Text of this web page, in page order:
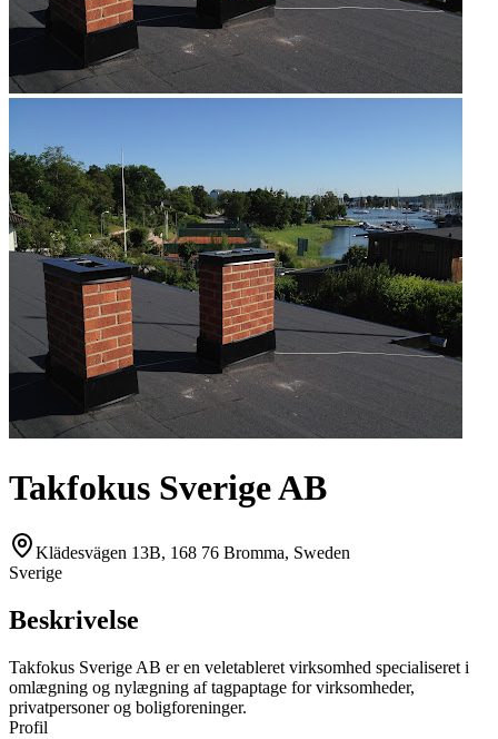
Takfokus Sverige AB
Klädesvägen 13B, 168 76 Bromma, Sweden
Sverige
Beskrivelse
Takfokus Sverige AB er en veletableret virksomhed specialiseret i
omlægning og nylægning af tagpaptage for virksomheder,
privatpersoner og boligforeninger.
Profil